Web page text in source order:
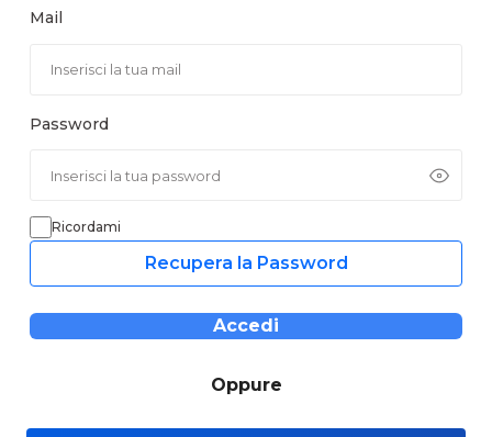
Mail
Password
Ricordami
Recupera la Password
Accedi
Oppure